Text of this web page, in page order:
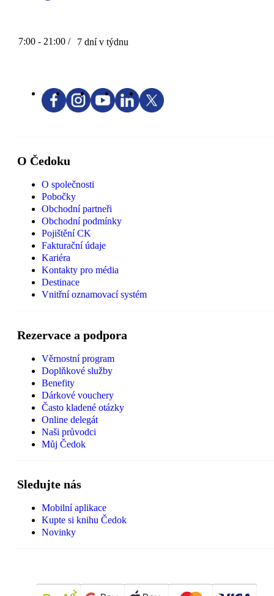
7:00 - 21:00 / 7 dní v týdnu
O Čedoku
O společnosti
Pobočky
Obchodní partneři
Obchodní podmínky
Pojištění CK
Fakturační údaje
Kariéra
Kontakty pro média
Destinace
Vnitřní oznamovací systém
Rezervace a podpora
Věrnostní program
Doplňkové služby
Benefity
Dárkové vouchery
Často kladené otázky
Online delegát
Naši průvodci
Můj Čedok
Sledujte nás
Mobilní aplikace
Kupte si knihu Čedok
Novinky